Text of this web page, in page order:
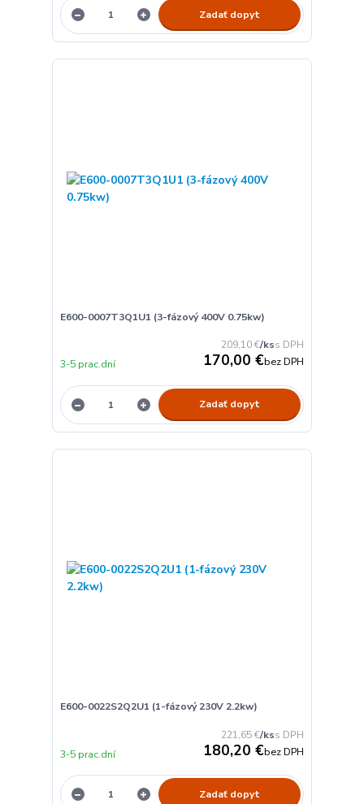
Zadať dopyt
E600-0007T3Q1U1 (3-fázový 400V 0.75kw)
209,10 €/ks
170,00 €bez DPH
3-5 prac.dní
Zadať dopyt
E600-0022S2Q2U1 (1-fázový 230V 2.2kw)
221,65 €/ks
180,20 €bez DPH
3-5 prac.dní
Zadať dopyt